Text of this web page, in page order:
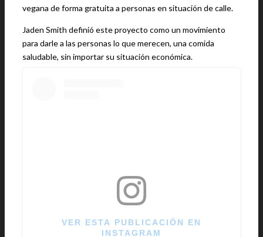
vegana de forma gratuita a personas en situación de calle.
Jaden Smith definió este proyecto como un movimiento
para darle a las personas lo que merecen, una comida
saludable, sin importar su situación económica.
VER ESTA PUBLICACIÓN EN
INSTAGRAM